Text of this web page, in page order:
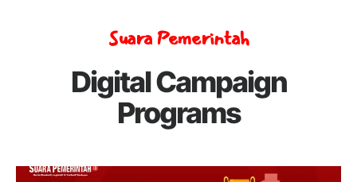
Suara Pemerintah
Digital Campaign
Programs